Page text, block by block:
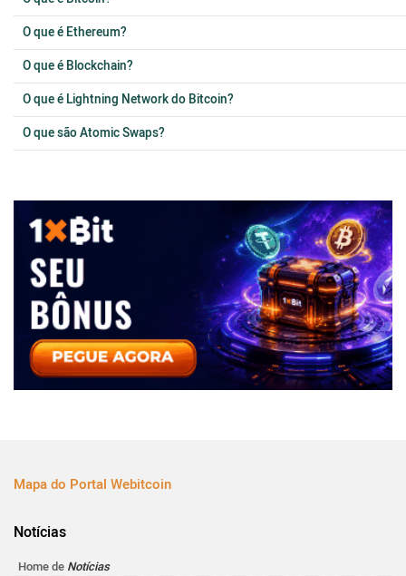
O que é Ethereum?
O que é Blockchain?
O que é Lightning Network do Bitcoin?
O que são Atomic Swaps?
Mapa do Portal Webitcoin
Notícias
Home de Notícias